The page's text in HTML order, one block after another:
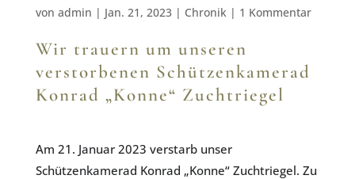
von admin | Jan. 21, 2023| Chronik| 1 Kommentar
Wir trauern um unseren
verstorbenen Schützenkamerad
Konrad „Konne“ Zuchtriegel
Am 21. Januar 2023 verstarb unser
Schützenkamerad Konrad „Konne“ Zuchtriegel. Zu